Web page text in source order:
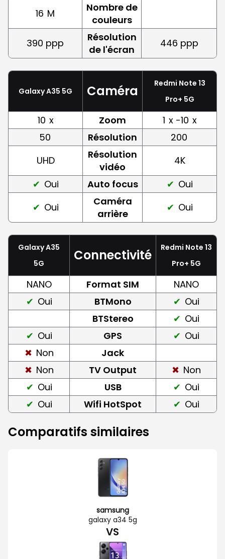
16 M
Nombre de
couleurs
390 ppp
Résolution
de l'écran
446 ppp
Galaxy A35 5G Caméra
Redmi Note 13
Pro+ 5G
10 x Zoom 1 x -10 x
50
Résolution
200
UHD
Résolution
vidéo
4K
Oui
Auto focus
Oui
Oui
Caméra
arrière
Oui
Galaxy A35
5G
Connectivité
Redmi Note 13
Pro+ 5G
NANO Format SIM
NANO
Oui
BTMono
Oui
BTStereo
Oui
Oui
GPS
Oui
Non
Jack
Non
TV Output
Non
Oui
USB
Oui
Oui
Wifi HotSpot Oui
Comparatifs similaires
samsung
galaxy a34 5g
VS